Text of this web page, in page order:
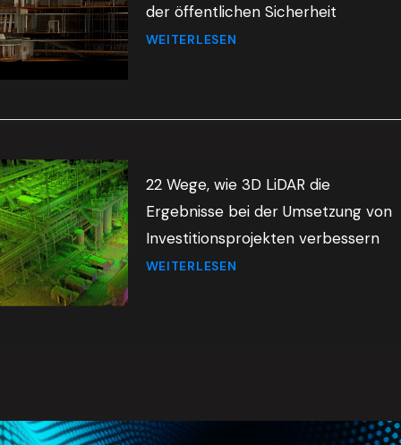
der öffentlichen Sicherheit
WEITERLESEN
22 Wege, wie 3D LiDAR die
Ergebnisse bei der Umsetzung von
Investitionsprojekten verbessern
WEITERLESEN